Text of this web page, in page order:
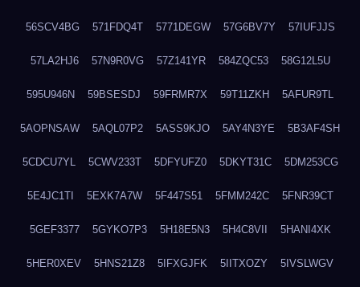
56SCV4BG 571FDQ4T 5771DEGW 57G6BV7Y 57IUFJJS
57LA2HJ6 57N9R0VG 57Z141YR 584ZQC53 58G12L5U
595U946N 59BSESDJ 59FRMR7X 59T11ZKH 5AFUR9TL
5AOPNSAW 5AQL07P2 5ASS9KJO 5AY4N3YE 5B3AF4SH
5CDCU7YL 5CWV233T 5DFYUFZ0 5DKYT31C 5DM253CG
5E4JC1TI 5EXK7A7W 5F447S51 5FMM242C 5FNR39CT
5GEF3377 5GYKO7P3 5H18E5N3 5H4C8VII 5HANI4XK
5HER0XEV 5HNS21Z8 5IFXGJFK 5IITXOZY 5IVSLWGV